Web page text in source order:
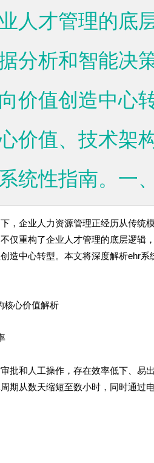
人才管理的底
分析和智能决
价值创造中心
价值、技术架
统性指南。一
，企业人力资源管理正经历从传统
仅重构了企业人才管理的底层逻辑
造中心转型。本文将深度解析ehr
核心价值解析
批和人工操作，存在效率低下、易
期从数天缩短至数小时，同时通过